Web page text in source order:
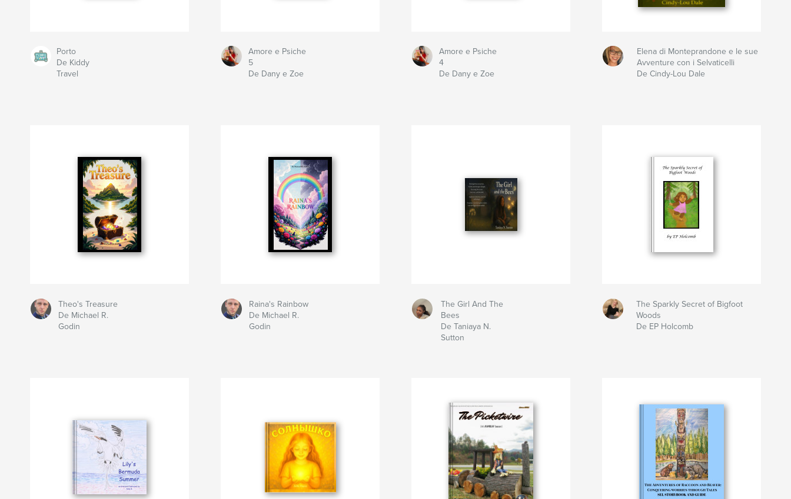
Porto
De Kiddy
Travel
Amore e Psiche
5
De Dany e Zoe
Amore e Psiche
4
De Dany e Zoe
Elena di Monteprandone e le sue
Avventure con i Selvaticelli
De Cindy-Lou Dale
Theo's Treasure
De Michael R.
Godin
Raina's Rainbow
De Michael R.
Godin
The Girl And The
Bees
De Taniaya N.
Sutton
The Sparkly Secret of Bigfoot
Woods
De EP Holcomb